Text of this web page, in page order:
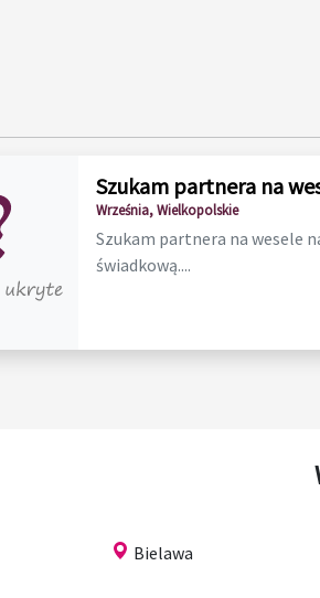
Szukam partnera na
Września, Wielkopolskie
Szukam partnera na wesele
świadkową....
Bielawa